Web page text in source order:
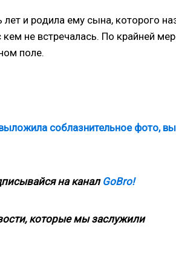
и родила ему сына, которого
не встречалась. По крайней
поле.
соблазнительное фото,
на каналGoBro!
которые мы заслужили